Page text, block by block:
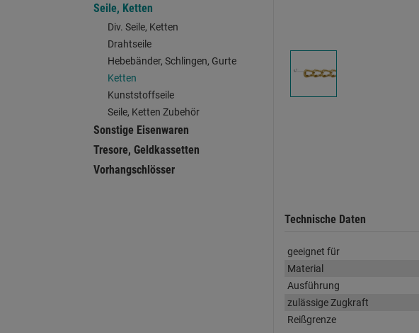
Seile, Ketten
Div. Seile, Ketten
Drahtseile
Hebebänder, Schlingen, Gurte
Ketten
Kunststoffseile
Seile, Ketten Zubehör
Sonstige Eisenwaren
Tresore, Geldkassetten
Vorhangschlösser
Technische Daten
geeignet für
Material
Ausführung
zulässige Zugkraft
Reißgrenze